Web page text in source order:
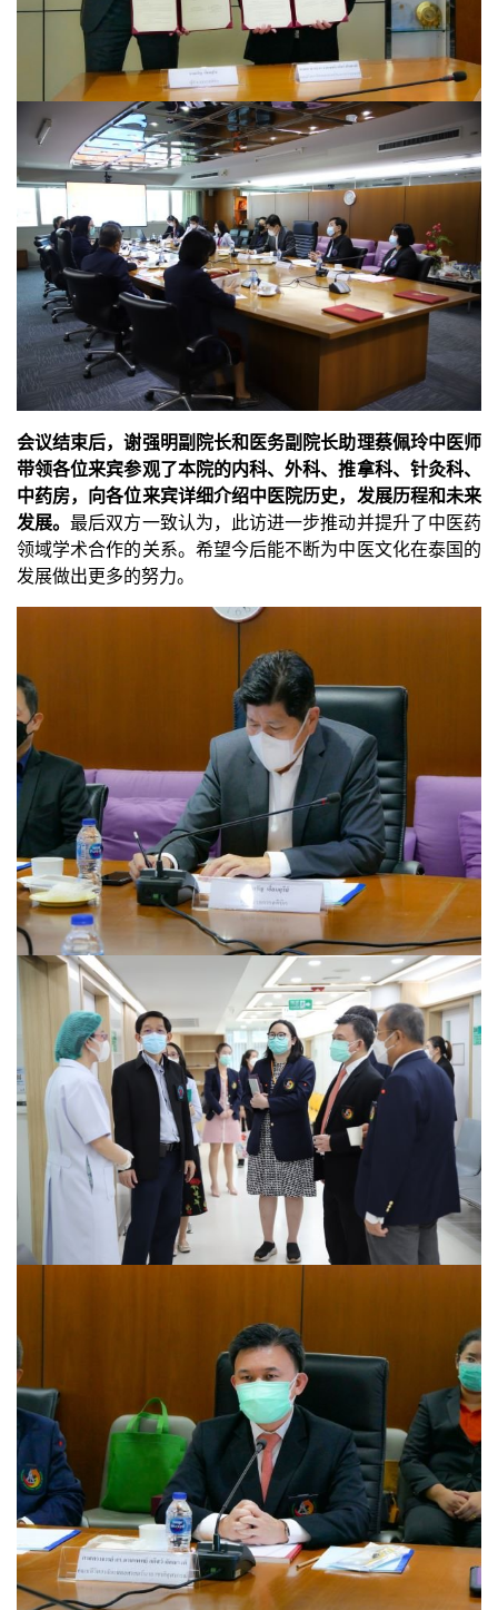
会议结束后，谢强明副院长和医务副院长助理蔡佩玲中医师
带领各位来宾参观了本院的内科、外科、推拿科、针灸科、
中药房，向各位来宾详细介绍中医院历史，发展历程和未来
发展。最后双方一致认为，此访进一步推动并提升了中医药
领域学术合作的关系。希望今后能不断为中医文化在泰国的
发展做出更多的努力。